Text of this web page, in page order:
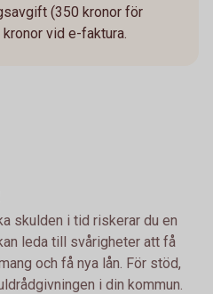
(350 kronor för
vid e-faktura.
skulden i tid riskerar du en
leda till svårigheter att få
och få nya lån. För stöd,
i din kommun.